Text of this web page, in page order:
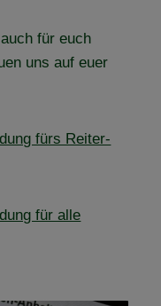
für euch
uns auf euer
fürs Reiter-
für alle